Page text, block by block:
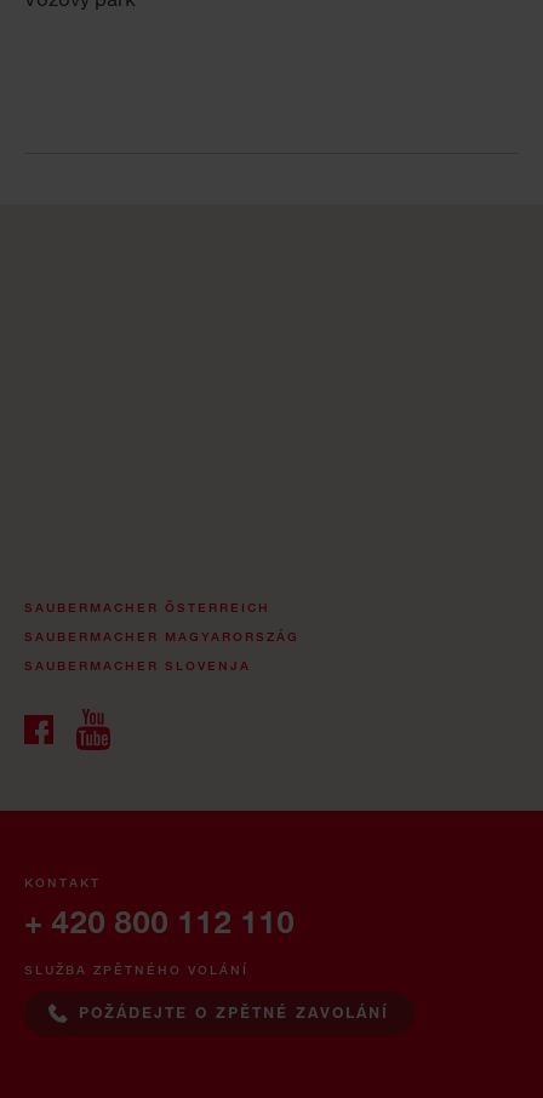
SAUBERMACHER ÖSTERREICH
SAUBERMACHER MAGYARORSZÁG
SAUBERMACHER SLOVENJA
KONTAKT
+ 420 800 112 110
SLUŽBA ZPĚTNÉHO VOLÁNÍ
POŽÁDEJTE O ZPĚTNÉ ZAVOLÁNÍ